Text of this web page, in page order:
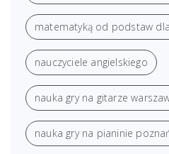
matematyką od podstaw
nauczyciele angielskiego
nauka gry na gitarze
nauka gry na pianinie